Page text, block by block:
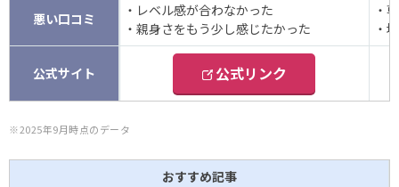
悪い口コミ
・レベル感が合わなかった
・親身さをもう少し感じたかった
・
・
公式サイト 公式リンク
※2025年9月時点のデータ
おすすめ記事